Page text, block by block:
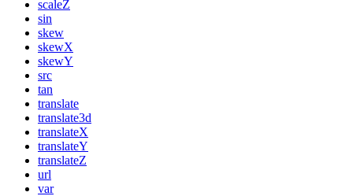
scaleZ
sin
skew
skewX
skewY
src
tan
translate
translate3d
translateX
translateY
translateZ
url
var